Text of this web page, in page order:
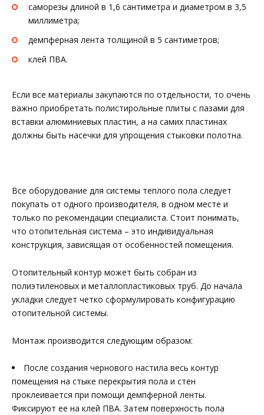
саморезы длиной в 1,6 сантиметра и диаметром в 3,5
миллиметра;
демпферная лента толщиной в 5 сантиметров;
клей ПВА.
Если все материалы закупаются по отдельности, то очень
важно приобретать полистирольные плиты с пазами для
вставки алюминиевых пластин, а на самих пластинах
должны быть насечки для упрощения стыковки полотна.
Все оборудование для системы теплого пола следует
покупать от одного производителя, в одном месте и
только по рекомендации специалиста. Стоит понимать,
что отопительная система – это индивидуальная
конструкция, зависящая от особенностей помещения.
Отопительный контур может быть собран из
полиэтиленовых и металлопластиковых труб. До начала
укладки следует четко сформулировать конфигурацию
отопительной системы.
Монтаж производится следующим образом:
После создания чернового настила весь контур
помещения на стыке перекрытия пола и стен
проклеивается при помощи демпферной ленты.
Фиксируют ее на клей ПВА. Затем поверхность пола